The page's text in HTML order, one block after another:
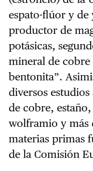
espato-flúor y de
productor de
potásicas,
mineral de
bentonita”.
diversos
de cobre,
wolframio y más
materias primas
de la Comisión